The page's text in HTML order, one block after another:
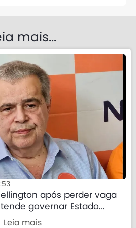
mais...
após perder vaga
governar Estado
que sua palavra tem valor”
Leia mais